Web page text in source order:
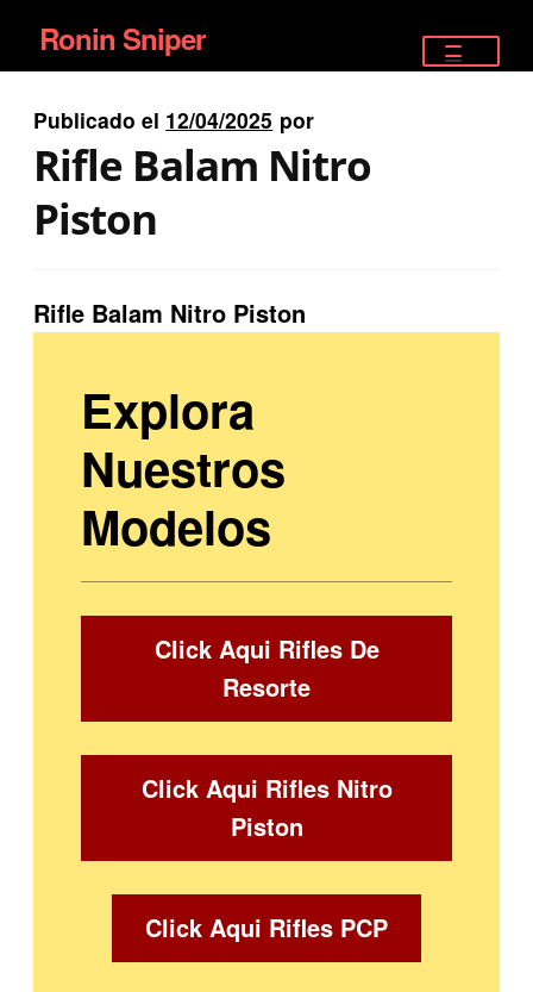
Ir
a
la
navegación
Ir
al
contenido
Ronin Sniper
EQUIPAMIENTO ÉLITE
PISTOLAS
SATELITALES
Publicado el 12/04/2025 por
Rifle Balam Nitro
Piston
Rifle Balam Nitro Piston
Explora
Nuestros
Modelos
Click Aqui Rifles De
Resorte
Click Aqui Rifles Nitro
Piston
Click Aqui Rifles PCP